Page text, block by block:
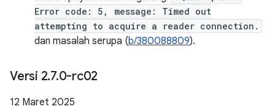
Error code: 5, message: Timed out
attempting to acquire a reader connection.
dan masalah serupa (b/380088809).
Versi 2.7.0-rc02
12 Maret 2025